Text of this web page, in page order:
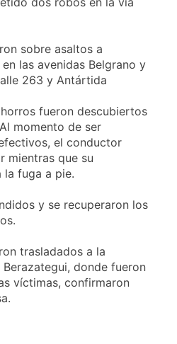
sobre asaltos a
las avenidas Belgrano y
263 y Antártida
fueron descubiertos
momento de ser
el conductor
mientras que su
la fuga a pie.
y se recuperaron los
trasladados a la
donde fueron
víctimas, confirmaron